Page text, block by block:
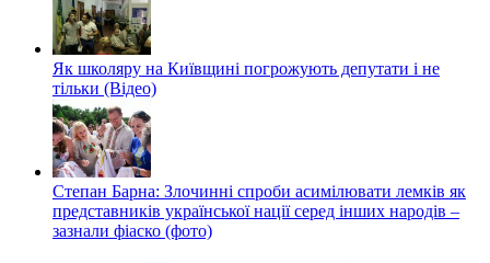
Як школяру на Київщині погрожують депутати і не
тільки (Відео)
Степан Барна: Злочинні спроби асимілювати лемків як
представників української нації серед інших народів –
зазнали фіаско (фото)